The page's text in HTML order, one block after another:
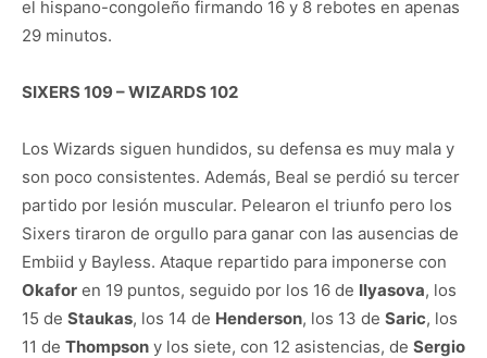
el hispano-congoleño firmando 16 y 8 rebotes en apenas
29 minutos.
SIXERS 109 – WIZARDS 102
Los Wizards siguen hundidos, su defensa es muy mala y
son poco consistentes. Además, Beal se perdió su tercer
partido por lesión muscular. Pelearon el triunfo pero los
Sixers tiraron de orgullo para ganar con las ausencias de
Embiid y Bayless. Ataque repartido para imponerse con
Okafor en 19 puntos, seguido por los 16 de Ilyasova, los
15 de Staukas, los 14 de Henderson, los 13 de Saric, los
11 de Thompson y los siete, con 12 asistencias, de Sergio